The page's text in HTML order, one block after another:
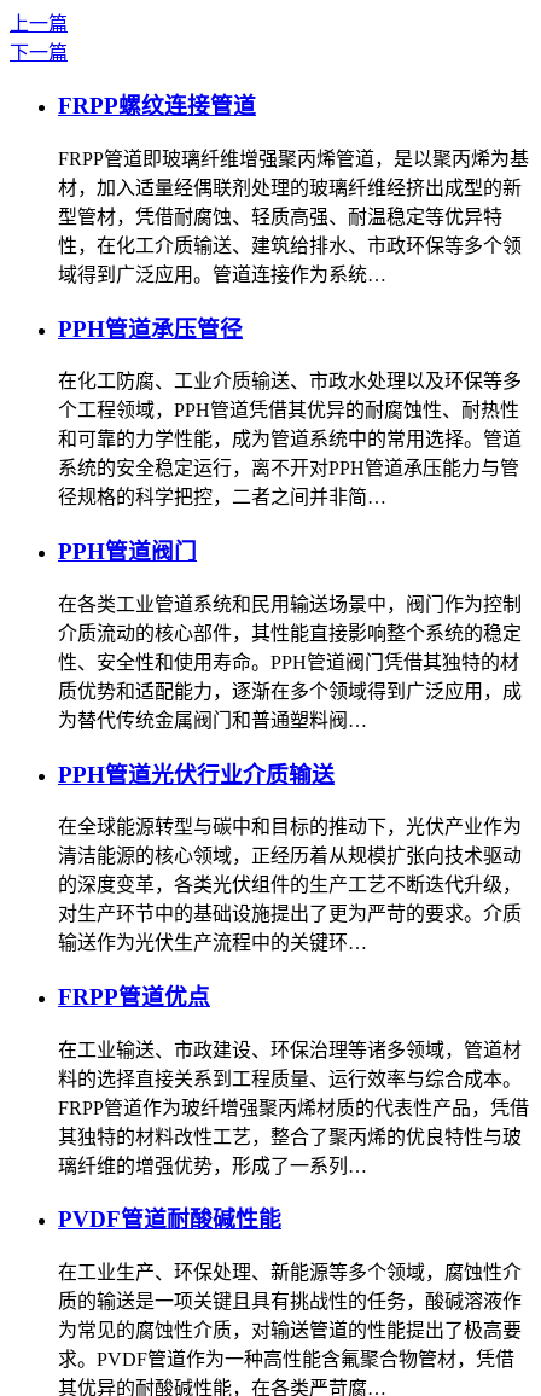
上一篇
下一篇
FRPP螺纹连接管道
FRPP管道即玻璃纤维增强聚丙烯管道，是以聚丙烯为基
材，加入适量经偶联剂处理的玻璃纤维经挤出成型的新
型管材，凭借耐腐蚀、轻质高强、耐温稳定等优异特
性，在化工介质输送、建筑给排水、市政环保等多个领
域得到广泛应用。管道连接作为系统…
PPH管道承压管径
在化工防腐、工业介质输送、市政水处理以及环保等多
个工程领域，PPH管道凭借其优异的耐腐蚀性、耐热性
和可靠的力学性能，成为管道系统中的常用选择。管道
系统的安全稳定运行，离不开对PPH管道承压能力与管
径规格的科学把控，二者之间并非简…
PPH管道阀门
在各类工业管道系统和民用输送场景中，阀门作为控制
介质流动的核心部件，其性能直接影响整个系统的稳定
性、安全性和使用寿命。PPH管道阀门凭借其独特的材
质优势和适配能力，逐渐在多个领域得到广泛应用，成
为替代传统金属阀门和普通塑料阀…
PPH管道光伏行业介质输送
在全球能源转型与碳中和目标的推动下，光伏产业作为
清洁能源的核心领域，正经历着从规模扩张向技术驱动
的深度变革，各类光伏组件的生产工艺不断迭代升级，
对生产环节中的基础设施提出了更为严苛的要求。介质
输送作为光伏生产流程中的关键环…
FRPP管道优点
在工业输送、市政建设、环保治理等诸多领域，管道材
料的选择直接关系到工程质量、运行效率与综合成本。
FRPP管道作为玻纤增强聚丙烯材质的代表性产品，凭借
其独特的材料改性工艺，整合了聚丙烯的优良特性与玻
璃纤维的增强优势，形成了一系列…
PVDF管道耐酸碱性能
在工业生产、环保处理、新能源等多个领域，腐蚀性介
质的输送是一项关键且具有挑战性的任务，酸碱溶液作
为常见的腐蚀性介质，对输送管道的性能提出了极高要
求。PVDF管道作为一种高性能含氟聚合物管材，凭借
其优异的耐酸碱性能，在各类严苛腐…